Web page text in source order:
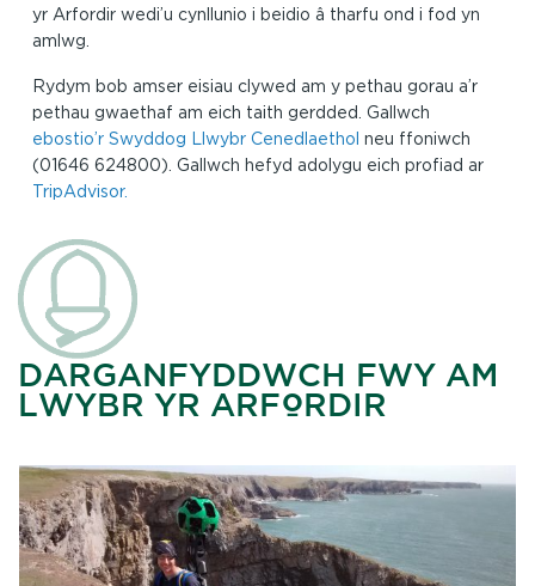
yr Arfordir wedi’u cynllunio i beidio â tharfu ond i fod yn
amlwg.
Rydym bob amser eisiau clywed am y pethau gorau a’r
pethau gwaethaf am eich taith gerdded. Gallwch
ebostio’r Swyddog Llwybr Cenedlaethol neu ffoniwch
(01646 624800). Gallwch hefyd adolygu eich profiad ar
TripAdvisor.
DARGANFYDDWCH FWY AM
LWYBR YR ARFORDIR